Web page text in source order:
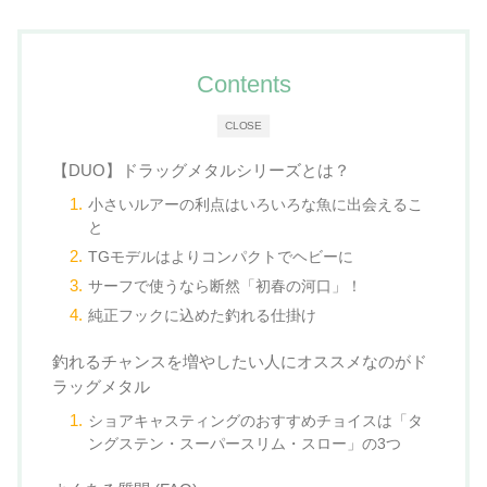
CLOSE
Contents
【DUO】ドラッグメタルシリーズとは？
小さいルアーの利点はいろいろな魚に出会えるこ
と
TGモデルはよりコンパクトでヘビーに
サーフで使うなら断然「初春の河口」！
純正フックに込めた釣れる仕掛け
釣れるチャンスを増やしたい人にオススメなのがド
ラッグメタル
ショアキャスティングのおすすめチョイスは「タ
ングステン・スーパースリム・スロー」の3つ